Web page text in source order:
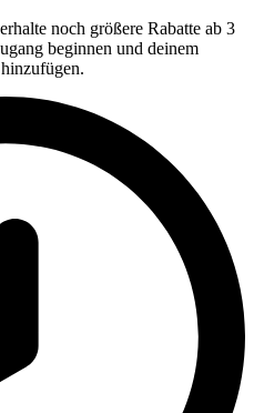
noch größere Rabatte ab 3
beginnen und deinem